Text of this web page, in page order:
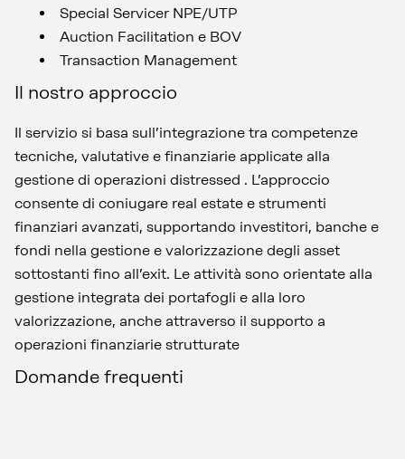
Special Servicer NPE/UTP
Auction Facilitation e BOV
Transaction Management
Il nostro approccio
Il servizio si basa sull’integrazione tra competenze
tecniche, valutative e finanziarie applicate alla
gestione di operazioni distressed . L’approccio
consente di coniugare real estate e strumenti
finanziari avanzati, supportando investitori, banche e
fondi nella gestione e valorizzazione degli asset
sottostanti fino all’exit. Le attività sono orientate alla
gestione integrata dei portafogli e alla loro
valorizzazione, anche attraverso il supporto a
operazioni finanziarie strutturate
Domande frequenti